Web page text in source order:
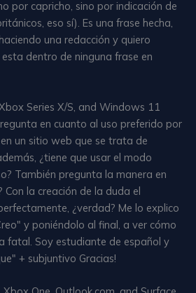
por capricho, sino por indicación de
eso sí). Es una frase hecha,
una redacción y quiero
dentro de ninguna frase en
Series X/S, and Windows 11
en cuanto al uso preferido por
un sitio web que se trata de
¿tiene que usar el modo
También pregunta la manera en
Con la creación de la duda el
¿verdad? Me lo explico
y poniéndolo al final, a ver cómo
fatal. Soy estudiante de español y
+ subjuntivo Gracias!